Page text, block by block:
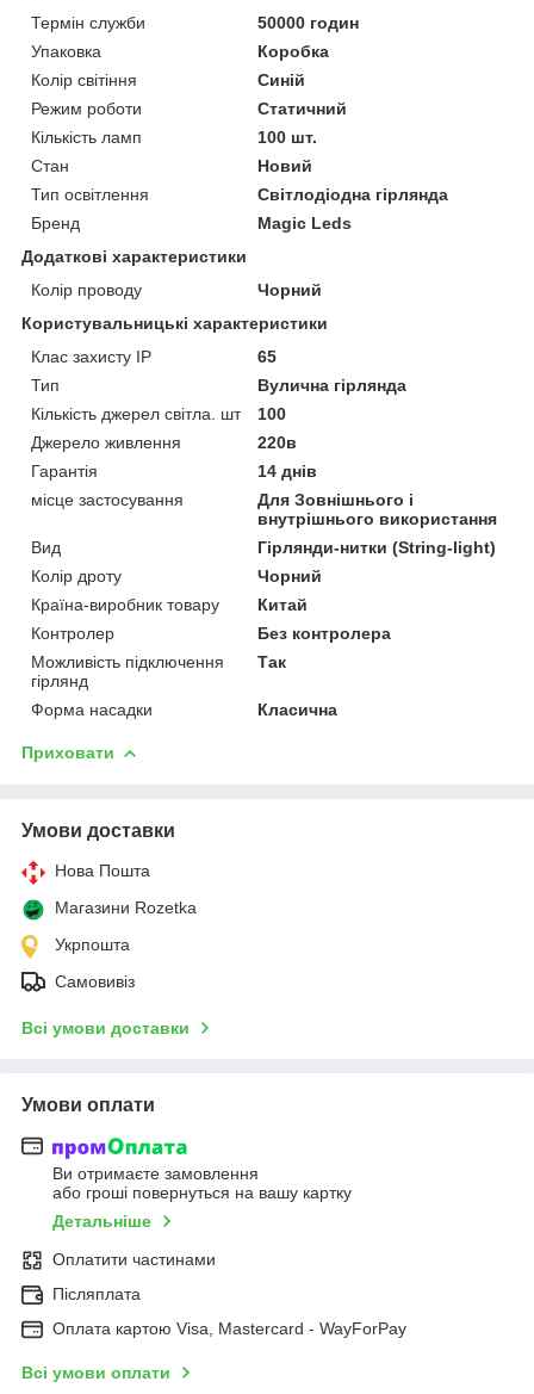
Термін служби
50000 годин
Упаковка
Коробка
Колір світіння
Синій
Режим роботи
Статичний
Кількість ламп
100 шт.
Стан
Новий
Тип освітлення
Світлодіодна гірлянда
Бренд
Magic Leds
Додаткові характеристики
Колір проводу
Чорний
Користувальницькі характеристики
Клас захисту IP
65
Тип
Вулична гірлянда
Кількість джерел світла. шт
100
Джерело живлення
220в
Гарантія
14 днів
місце застосування
Для Зовнішнього і
внутрішнього використання
Вид
Гірлянди-нитки (String-light)
Колір дроту
Чорний
Країна-виробник товару
Китай
Контролер
Без контролера
Можливість підключення
гірлянд
Так
Форма насадки Класична
Приховати
Умови доставки
Нова Пошта
Магазини Rozetka
Укрпошта
Самовивіз
Всі умови доставки
Умови оплати
Ви отримаєте замовлення
або гроші повернуться на вашу картку
Детальніше
Оплатити частинами
Післяплата
Оплата картою Visa, Mastercard - WayForPay
Всі умови оплати